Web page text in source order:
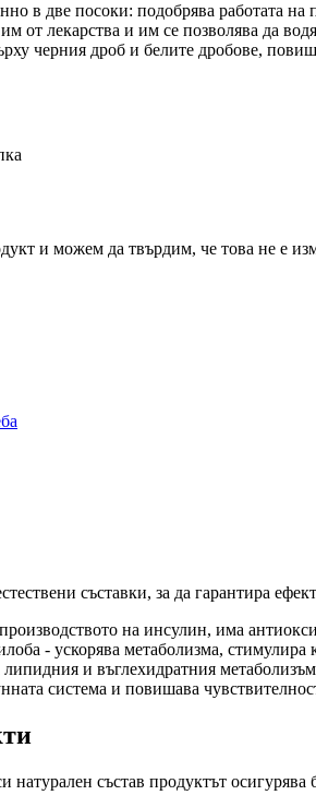
в две посоки: подобрява работата
им от лекарства и им се позволява да
черния дроб и белите дробове,
и можем да твърдим, че това не е
съставки, за да гарантира
на инсулин, има
- ускорява метаболизма,
и въглехидратния
система и повишава
натурален състав продуктът